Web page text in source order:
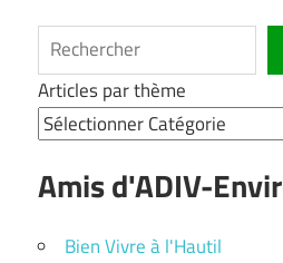
Rechercher
Articles par thème
Amis d'ADIV-
Bien Vivre à l'Hautil